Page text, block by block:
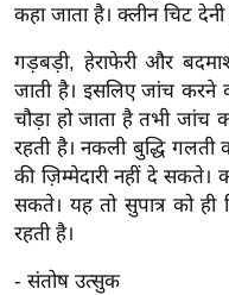
र्ल्ड
न्यू
ज
ब्री
फ
म
नो
रं
ज
कहा जाता है। क्लीन चिट
गड़बड़ी, हेराफेरी और
जाती है। इसलिए जांच करने
चौड़ा हो जाता है तभी जांच
रहती है। नकली बुद्धि
की ज़िम्मेदारी नहीं दे सकते।
सकते। यह तो सुपात्र को ही
रहती है।
- संतोष उत्सुक